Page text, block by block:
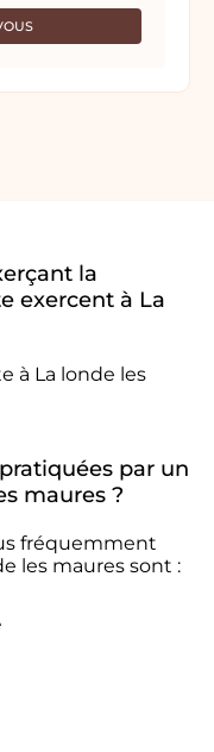
la
exercent à La
à La londe les
par un
maures ?
fréquemment
les maures sont :